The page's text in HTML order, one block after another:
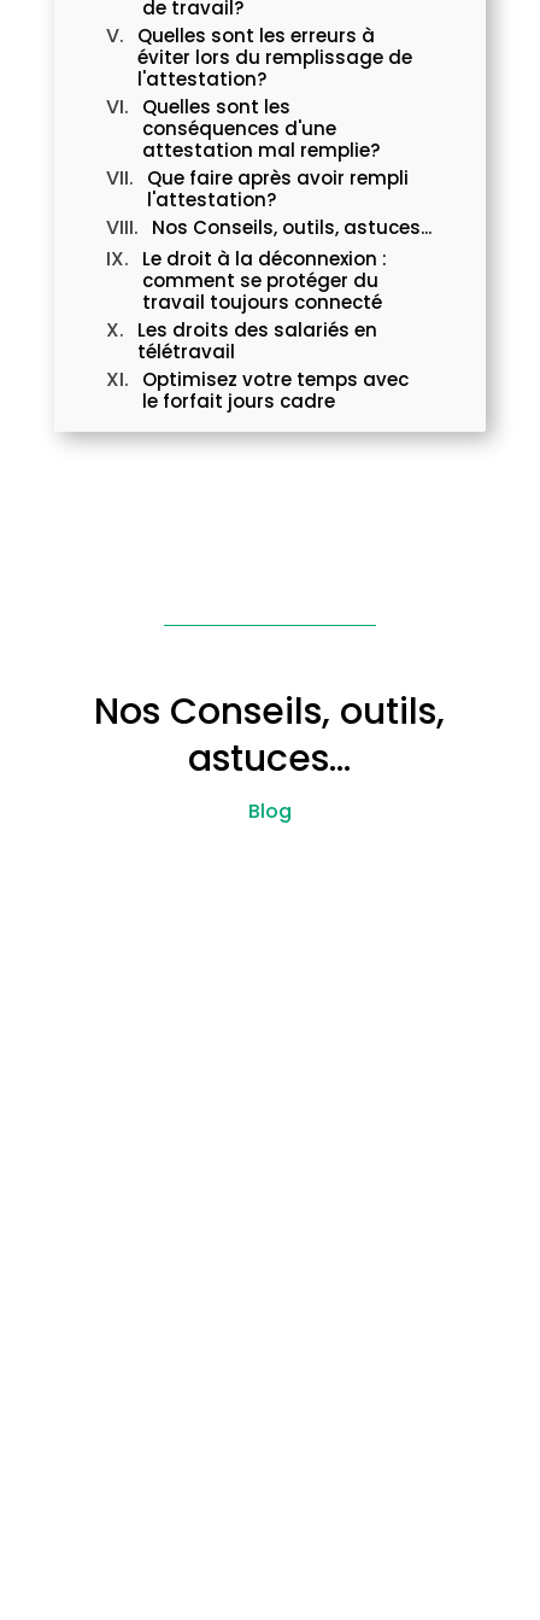
de travail?
Quelles sont les erreurs à
éviter lors du remplissage de
l'attestation?
Quelles sont les
conséquences d'une
attestation mal remplie?
Que faire après avoir rempli
l'attestation?
Nos Conseils, outils, astuces...
Le droit à la déconnexion :
comment se protéger du
travail toujours connecté
Les droits des salariés en
télétravail
Optimisez votre temps avec
le forfait jours cadre
Nos Conseils, outils,
astuces…
Blog